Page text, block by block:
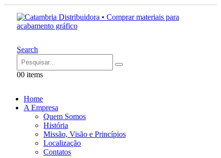
Search
00 items
Home
A Empresa
Quem Somos
História
Missão, Visão e Princípios
Localização
Contatos